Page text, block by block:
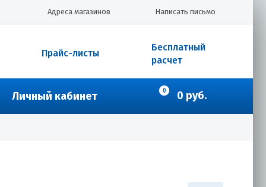
Написать письмо
Адреса магазинов
Бесплатный
расчет
Прайс-листы
Личный кабинет 0 0 руб.
пароизоляционная